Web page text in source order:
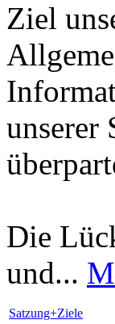
Ziel
unserer
Die
und...
Satzung+Ziele